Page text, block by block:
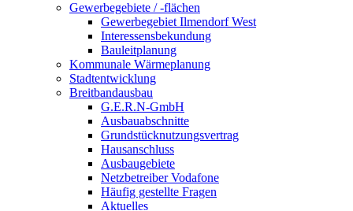
Gewerbegebiete / -flächen
Gewerbegebiet Ilmendorf West
Interessensbekundung
Bauleitplanung
Kommunale Wärmeplanung
Stadtentwicklung
Breitbandausbau
G.E.R.N-GmbH
Ausbauabschnitte
Grundstücknutzungsvertrag
Hausanschluss
Ausbaugebiete
Netzbetreiber Vodafone
Häufig gestellte Fragen
Aktuelles